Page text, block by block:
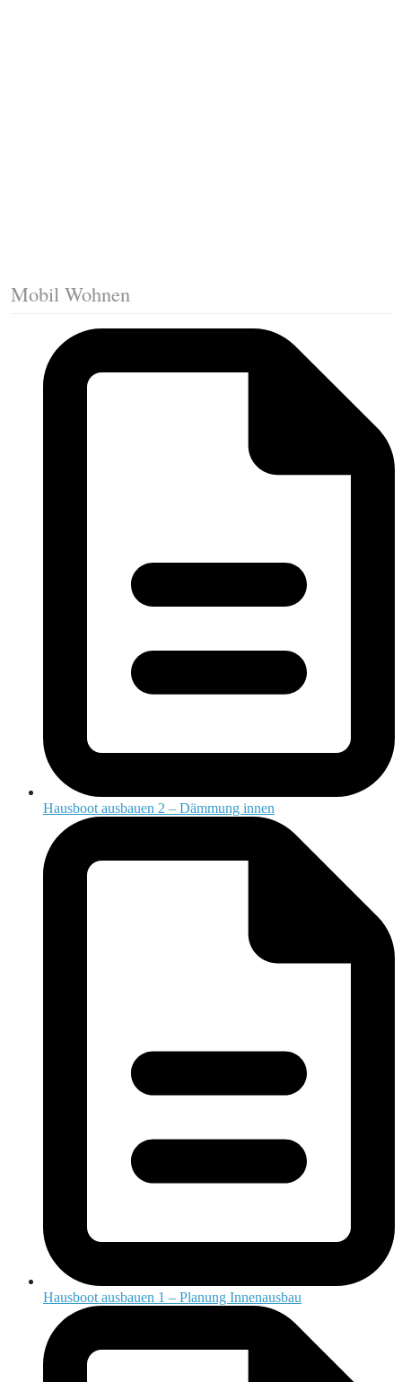
Mobil Wohnen
Hausboot ausbauen 2 – Dämmung innen
Hausboot ausbauen 1 – Planung Innenausbau